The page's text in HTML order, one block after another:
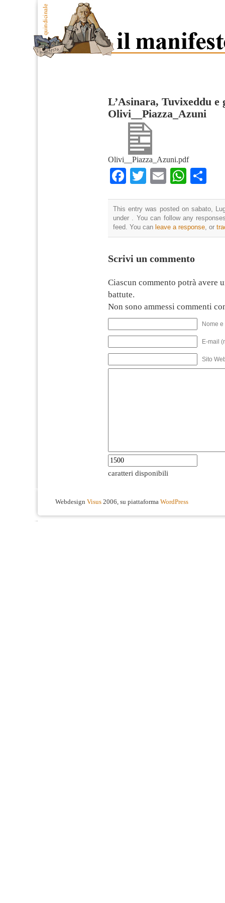
L’Asinara, Tuvixeddu e
Olivi__Piazza_Azuni
Olivi__Piazza_Azuni.pdf
Facebook
TwitterEmail
This entry was posted on sabato,
under . You can follow any
feed. You can leave a response, or
Scrivi un commento
Ciascun commento potrà avere
battute.
Non sono ammessi commenti
Nome
E-mail
Sito
caratteri disponibili
Webdesign Visus 2006, su piattaforma WordPress